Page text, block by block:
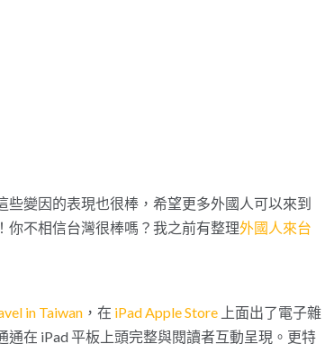
變因的表現也很棒，希望更多外國人可以來到
你不相信台灣很棒嗎？我之前有整理外國人來台
in Taiwan ，在 iPad Apple Store 上面出了電子雜
在 iPad 平板上頭完整與閱讀者互動呈現。更特